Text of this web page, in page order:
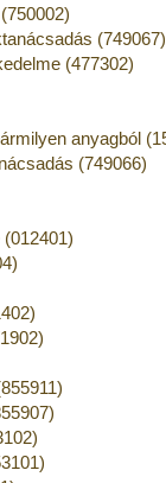
(749067)
(477302)
anyagból
(749066)